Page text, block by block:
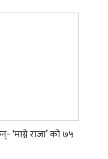
‘माग्ने राजा’ को ७५